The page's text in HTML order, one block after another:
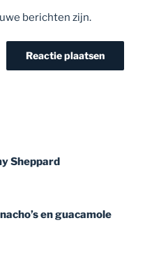
berichten zijn.
Sheppard
en guacamole